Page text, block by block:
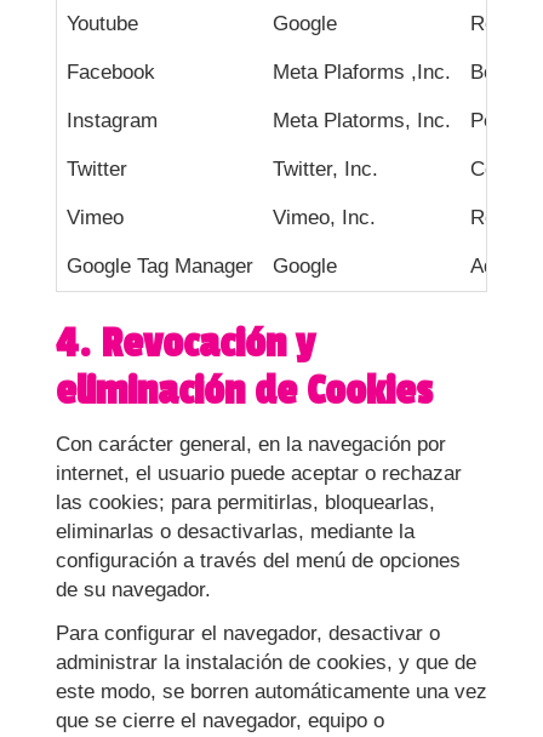
Youtube Google
Facebook Meta Plaforms ,Inc. Botón
Instagram Meta Platorms, Inc. Perfil
Twitter Twitter, Inc.
Vimeo Vimeo, Inc.
Google Tag Manager Google
4. Revocación y
eliminación de Cookies
Con carácter general, en la navegación por
internet, el usuario puede aceptar o rechazar
las cookies; para permitirlas, bloquearlas,
eliminarlas o desactivarlas, mediante la
configuración a través del menú de opciones
de su navegador.
Para configurar el navegador, desactivar o
administrar la instalación de cookies, y que de
este modo, se borren automáticamente una vez
que se cierre el navegador, equipo o